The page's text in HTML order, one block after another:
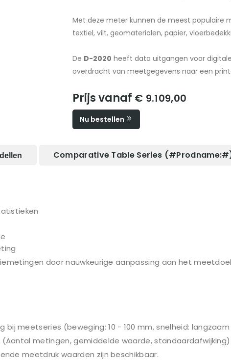
Met deze meter kunnen de meest populaire
textiel, vilt, geomaterialen, papier,
De D-2020 heeft data uitgangen voor
overdracht van meetgegevens naar een
Prijs vanaf € 9.109,00
Nu bestellen
Comparative Table Series
door nauwkeurige aanpassing aan het meetdoel
meetseries (beweging: 10 - 100 mm, snelheid:
metingen, gemiddelde waarde, standaardafwijking)
meetdruk waarden zijn beschikbaar.